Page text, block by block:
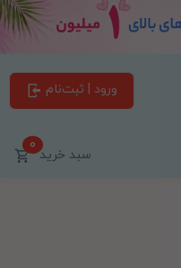
ورود | ثبت‌نام
سبد خرید0